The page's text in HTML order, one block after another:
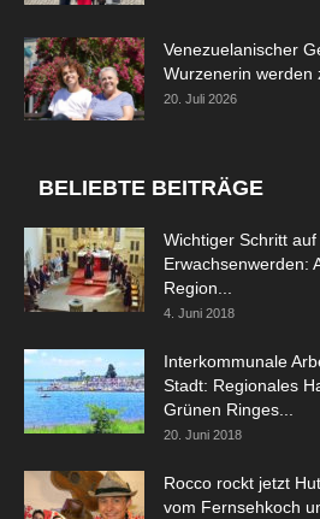
Venezuelanischer
Wurzenerin werden
20. Juli 2026
BELIEBTE BEITRÄGE
Wichtiger Schritt
Erwachsenwerden:
Region...
4. Juni 2018
Interkommunale
Stadt: Regionales
Grünen Ringes...
20. Juni 2018
Rocco rockt jetzt
vom Fernsehkoch